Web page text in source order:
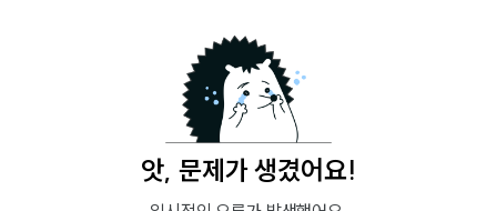
앗, 문제가 생겼어요!